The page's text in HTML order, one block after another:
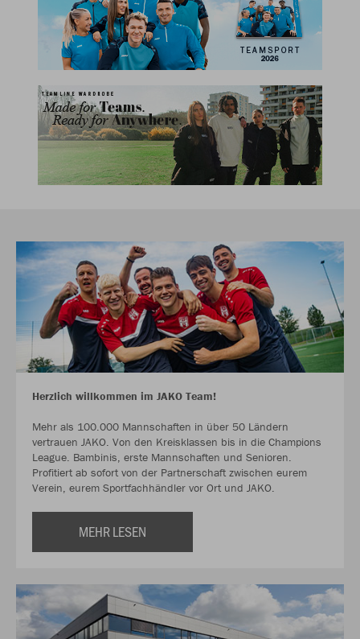
Herzlich willkommen im JAKO Team!
Mehr als 100.000 Mannschaften in über 50 Ländern
vertrauen JAKO. Von den Kreisklassen bis in die Champions
League. Bambinis, erste Mannschaften und Senioren.
Profitiert ab sofort von der Partnerschaft zwischen eurem
Verein, eurem Sportfachhändler vor Ort und JAKO.
MEHR LESEN